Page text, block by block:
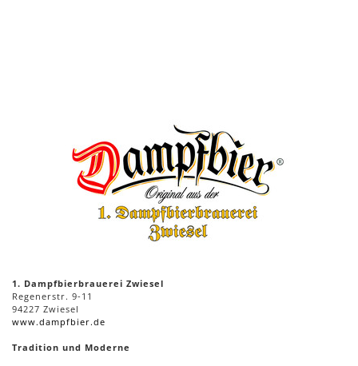
1. Dampfbierbrauerei Zwiesel
Regenerstr. 9-11
94227 Zwiesel
www.dampfbier.de
Tradition und Moderne